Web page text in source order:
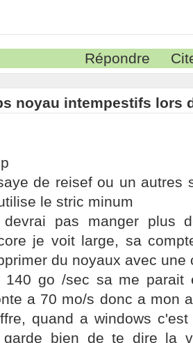
Répondre
noyau intempestifs lors
de reisef ou un autres
le stric minum
devrai pas manger plus
je voit large, sa
du noyaux avec une
140 go /sec sa me parait
a 70 mo/s donc a mon
quand a windows
garde bien de te dire la